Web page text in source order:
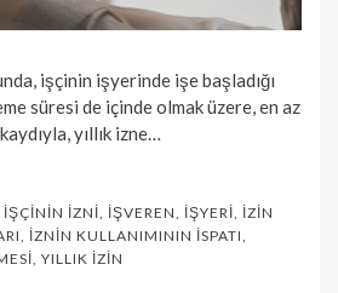
işçinin işyerinde işe başladığı
süresi de içinde olmak üzere, en az
yıllık izne…
İŞÇININ İZNI, İŞVEREN, İŞYERI, İZIN
, İZNIN KULLANIMININ İSPATI,
, YILLIK İZIN